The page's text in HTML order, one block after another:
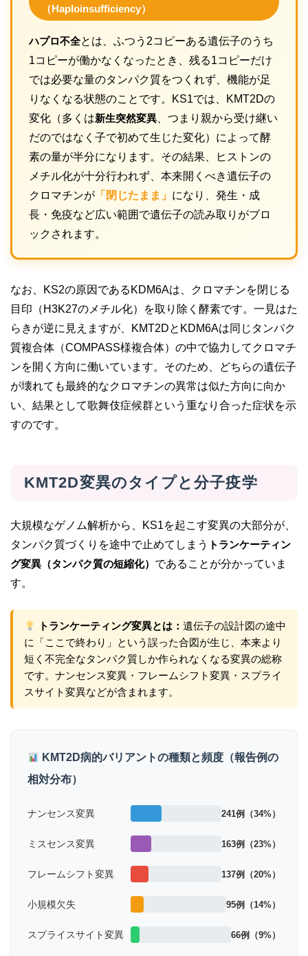
（Haploinsufficiency）
ハプロ不全とは、ふつう2コピーある遺伝子のうち
1コピーが働かなくなったとき、残る1コピーだけ
では必要な量のタンパク質をつくれず、機能が足
りなくなる状態のことです。KS1では、KMT2Dの
変化（多くは新生突然変異 、つまり親から受け継い
だのではなく子で初めて生じた変化）によって酵
素の量が半分になります。その結果、ヒストンの
メチル化が十分行われず、本来開くべき遺伝子の
クロマチンが 「閉じたまま」 になり、発生・成
長・免疫など広い範囲で遺伝子の読み取りがブロ
ックされます。
なお、KS2の原因であるKDM6Aは、クロマチンを閉じる
目印（H3K27のメチル化）を取り除く酵素です。一見はた
らきが逆に見えますが、KMT2DとKDM6Aは同じタンパク
質複合体（COMPASS様複合体）の中で協力してクロマチ
ンを開く方向に働いています。そのため、どちらの遺伝子
が壊れても最終的なクロマチンの異常は似た方向に向か
い、結果として歌舞伎症候群という重なり合った症状を示
すのです。
KMT2D変異のタイプと分子疫学
大規模なゲノム解析から、KS1を起こす変異の大部分が、
タンパク質づくりを途中で止めてしまう トランケーティン
グ変異（タンパク質の短縮化） であることが分かっていま
す。
トランケーティング変異とは：遺伝子の設計図の途中
に「ここで終わり」という誤った合図が生じ、本来より
短く不完全なタンパク質しか作られなくなる変異の総称
です。ナンセンス変異・フレームシフト変異・スプライ
スサイト変異などが含まれます。
KMT2D病的バリアントの種類と頻度（報告例の
相対分布）
ナンセンス変異 241例（34%）
ミスセンス変異 163例（23%）
フレームシフト変異 137例（20%）
小規模欠失 95例（14%）
スプライスサイト変異 66例（9%）